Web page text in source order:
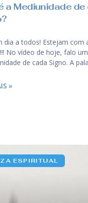
a Mediunidade de
dia a todos! Estejam com
No vídeo de hoje, falo
de cada Signo. A
»
ESPIRITUAL